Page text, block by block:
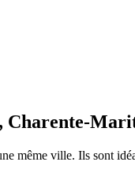
Charente-
même ville. Ils sont